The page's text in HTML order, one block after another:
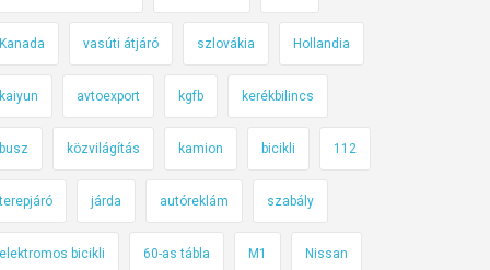
Kanada vasúti átjáró szlovákia Hollandia
kaiyun avtoexport kgfb kerékbilincs
busz közvilágítás kamion bicikli 112
terepjáró járda autóreklám szabály
elektromos bicikli 60-as tábla M1 Nissan